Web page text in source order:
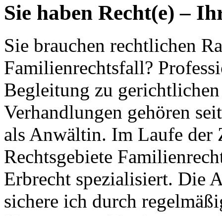
Sie haben Recht(e) –
Sie brauchen rechtlichen
Familienrechtsfall?
Begleitung zu
Verhandlungen gehören
als Anwältin. Im Laufe der
Rechtsgebiete
Erbrecht spezialisiert. Die
sichere ich durch